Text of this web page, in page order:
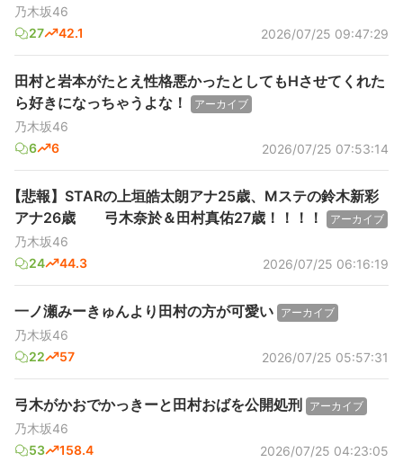
乃木坂46
27
42.1 2026/07/25 09:47:29
田村と岩本がたとえ性格悪かったとしてもHさせてくれた
ら好きになっちゃうよな！
アーカイブ
乃木坂46
6
6 2026/07/25 07:53:14
【悲報】STARの上垣皓太朗アナ25歳、Mステの鈴木新彩
アナ26歳 弓木奈於＆田村真佑27歳！！！！
アーカイブ
乃木坂46
24
44.3 2026/07/25 06:16:19
一ノ瀬みーきゅんより田村の方が可愛い アーカイブ
乃木坂46
22
57 2026/07/25 05:57:31
弓木がかおでかっきーと田村おばを公開処刑 アーカイブ
乃木坂46
53
158.4 2026/07/25 04:23:05